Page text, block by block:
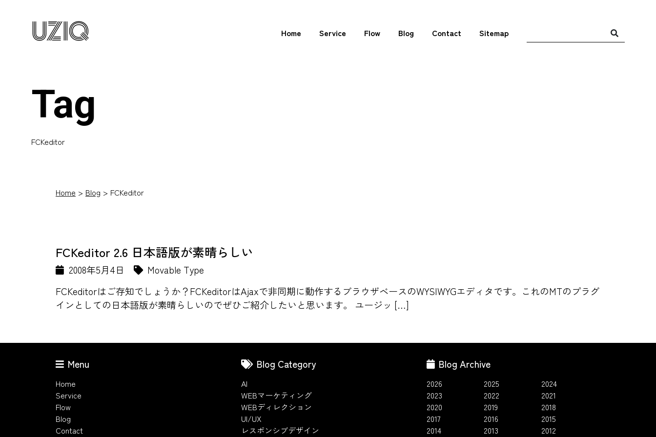
UZIQ Home Service Flow Blog Contact Sitemap
Tag
FCKeditor
Home Blog FCKeditor
FCKeditor 2.6 日本語版が素晴らしい
2008年5月4日
Movable Type
FCKeditorはご存知でしょうか？FCKeditorはAjaxで非同期に動作するブラウザベースのWYSIWYGエディタです。これのMTのプラグ
インとしての日本語版が素晴らしいのでぜひご紹介したいと思います。 ユージッ […]
Menu
Home
Service
Flow
Blog
Contact
Blog Category
AI
WEBマーケティング
WEBディレクション
UI/UX
レスポンシブデザイン
Blog Archive
2026 2025
2024
2023
2022
2021
2020
2019
2018
2017
2016
2015
2014
2013
2012